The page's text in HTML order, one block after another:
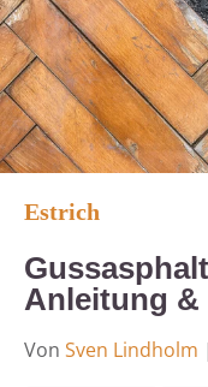
Estrich
Anleitung
Von Sven Lindholm |